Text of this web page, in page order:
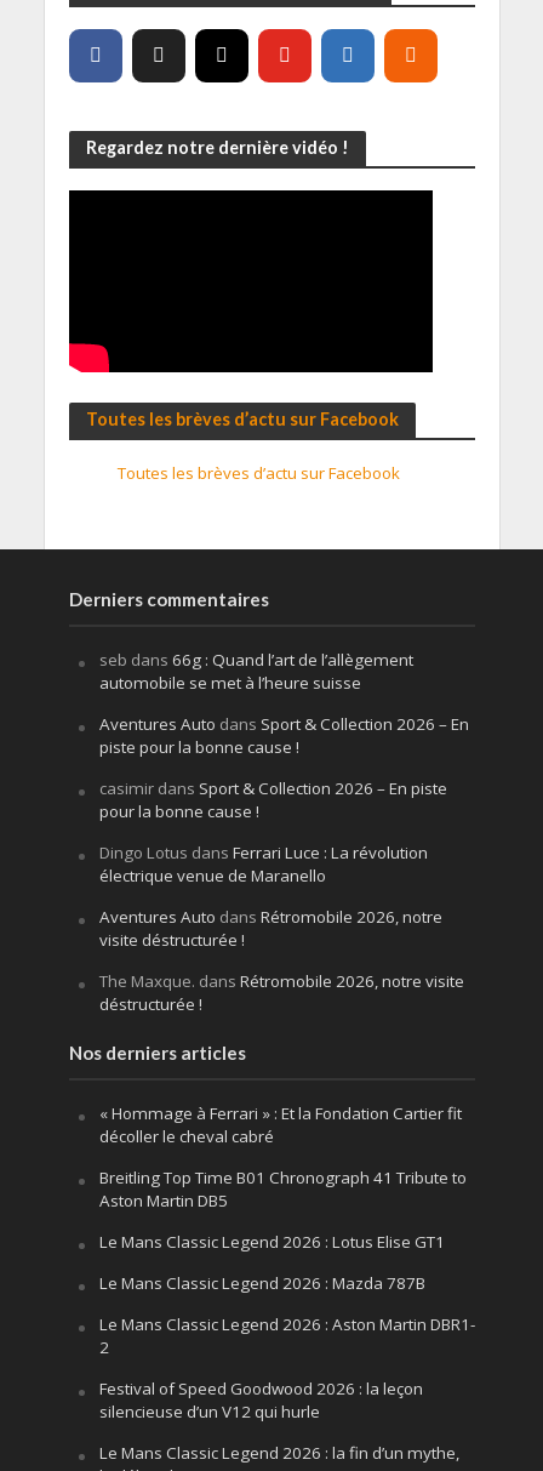
Regardez notre dernière vidéo !
Toutes les brèves d’actu sur Facebook
Toutes les brèves d’actu sur Facebook
Derniers commentaires
seb dans 66g : Quand l’art de l’allègement
automobile se met à l’heure suisse
Aventures Auto dans Sport & Collection 2026 – En
piste pour la bonne cause !
casimirdans Sport & Collection 2026 – En piste
pour la bonne cause !
Dingo Lotus dans Ferrari Luce : La révolution
électrique venue de Maranello
Aventures Auto dans Rétromobile 2026, notre
visite déstructurée !
The Maxque. dans Rétromobile 2026, notre visite
déstructurée !
Nos derniers articles
« Hommage à Ferrari » : Et la Fondation Cartier fit
décoller le cheval cabré
Breitling Top Time B01 Chronograph 41 Tribute to
Aston Martin DB5
Le Mans Classic Legend 2026 : Lotus Elise GT1
Le Mans Classic Legend 2026 : Mazda 787B
Le Mans Classic Legend 2026 : Aston Martin DBR1-
2
Festival of Speed Goodwood 2026 : la leçon
silencieuse d’un V12 qui hurle
Le Mans Classic Legend 2026 : la fin d’un mythe,